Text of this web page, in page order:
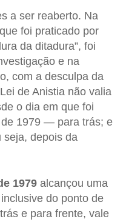
a ser reaberto. Na
foi praticado por
da ditadura”, foi
e na
com a desculpa da
de Anistia não valia
o dia em que foi
1979 — para trás; e
seja, depois da
1979 alcançou uma
do ponto de
e para frente, vale